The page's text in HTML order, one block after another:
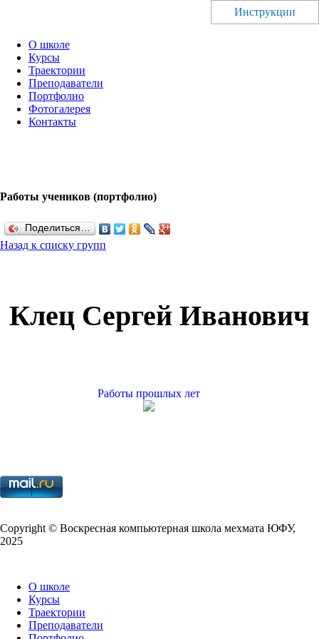
О школе
Курсы
Траектории
Преподаватели
Портфолио
Фотогалерея
Контакты
Работы учеников (портфолио)
Поделиться…
Назад к списку групп
Инструкции
Клец Сергей Иванович
Работы прошлых лет
Copy­right © Воскресная компьютерная школа мехмата ЮФУ,
2025
О школе
Курсы
Траектории
Преподаватели